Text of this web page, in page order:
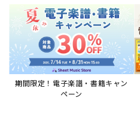
期間限定！電子楽譜・書籍キャン
ペーン